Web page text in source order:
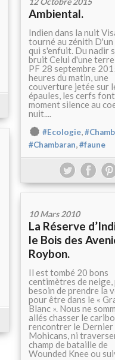
Ambiental.
Indien dans la nuit
tourné au zénith D'un
qui s'enfuit. Du nadir
bruit Celui d'une
PF 28 septembre
heures du matin, une
couverture jetée sur
épaules, les cerfs
moment silence au
nuit....
#Ecologie,
#Chambaran,#faune
10 Mars 2010
La Réserve
le Bois des
Roybon.
Il est tombé 20 bons
centimètres de neige,
besoin de prendre la
pour être dans le «
Blanc ». Nous ne
allés chasser le
rencontrer le Dernier
Mohicans, ni
champ de bataille de
Wounded Knee ou